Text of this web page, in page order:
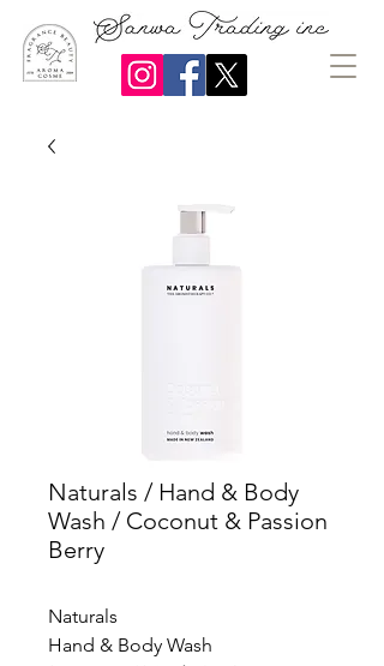
Naturals / Hand & Body
Wash / Coconut & Passion
Berry
Naturals
Hand & Body Wash